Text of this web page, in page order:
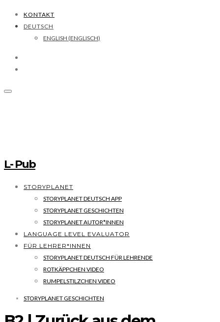
KONTAKT
DEUTSCH
ENGLISH (ENGLISCH)
L- Pub
STORYPLANET
STORYPLANET DEUTSCH APP
STORYPLANET GESCHICHTEN
STORYPLANET AUTOR*INNEN
LANGUAGE LEVEL EVALUATOR
FÜR LEHRER*INNEN
STORYPLANET DEUTSCH FÜR LEHRENDE
ROTKÄPPCHEN VIDEO
RUMPELSTILZCHEN VIDEO
STORYPLANET GESCHICHTEN